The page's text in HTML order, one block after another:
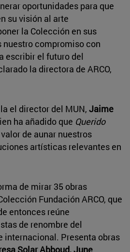
oportunidades para que
su visión al arte
la Colección en sus
compromiso con
escribir el futuro del
la directora de ARCO,
el director del MUN, Jaime
ha añadido que Querido
de aunar nuestros
artísticas relevantes en
de mirar 35 obras
Fundación ARCO, que
entonces reúne
de renombre del
internacional. Presenta obras
Solar Abboud, June